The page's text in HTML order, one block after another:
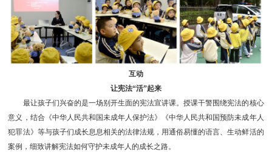
互动
让宪法“活”起来
最让孩子们兴奋的是一场别开生面的宪法宣讲课。授课干警围绕宪法的核心
意义，结合《中华人民共和国未成年人保护法》《中华人民共和国预防未成年人
犯罪法》等与孩子们成长息息相关的法律法规，用通俗易懂的语言、生动鲜活的
案例，细致讲解宪法如何守护未成年人的成长之路。